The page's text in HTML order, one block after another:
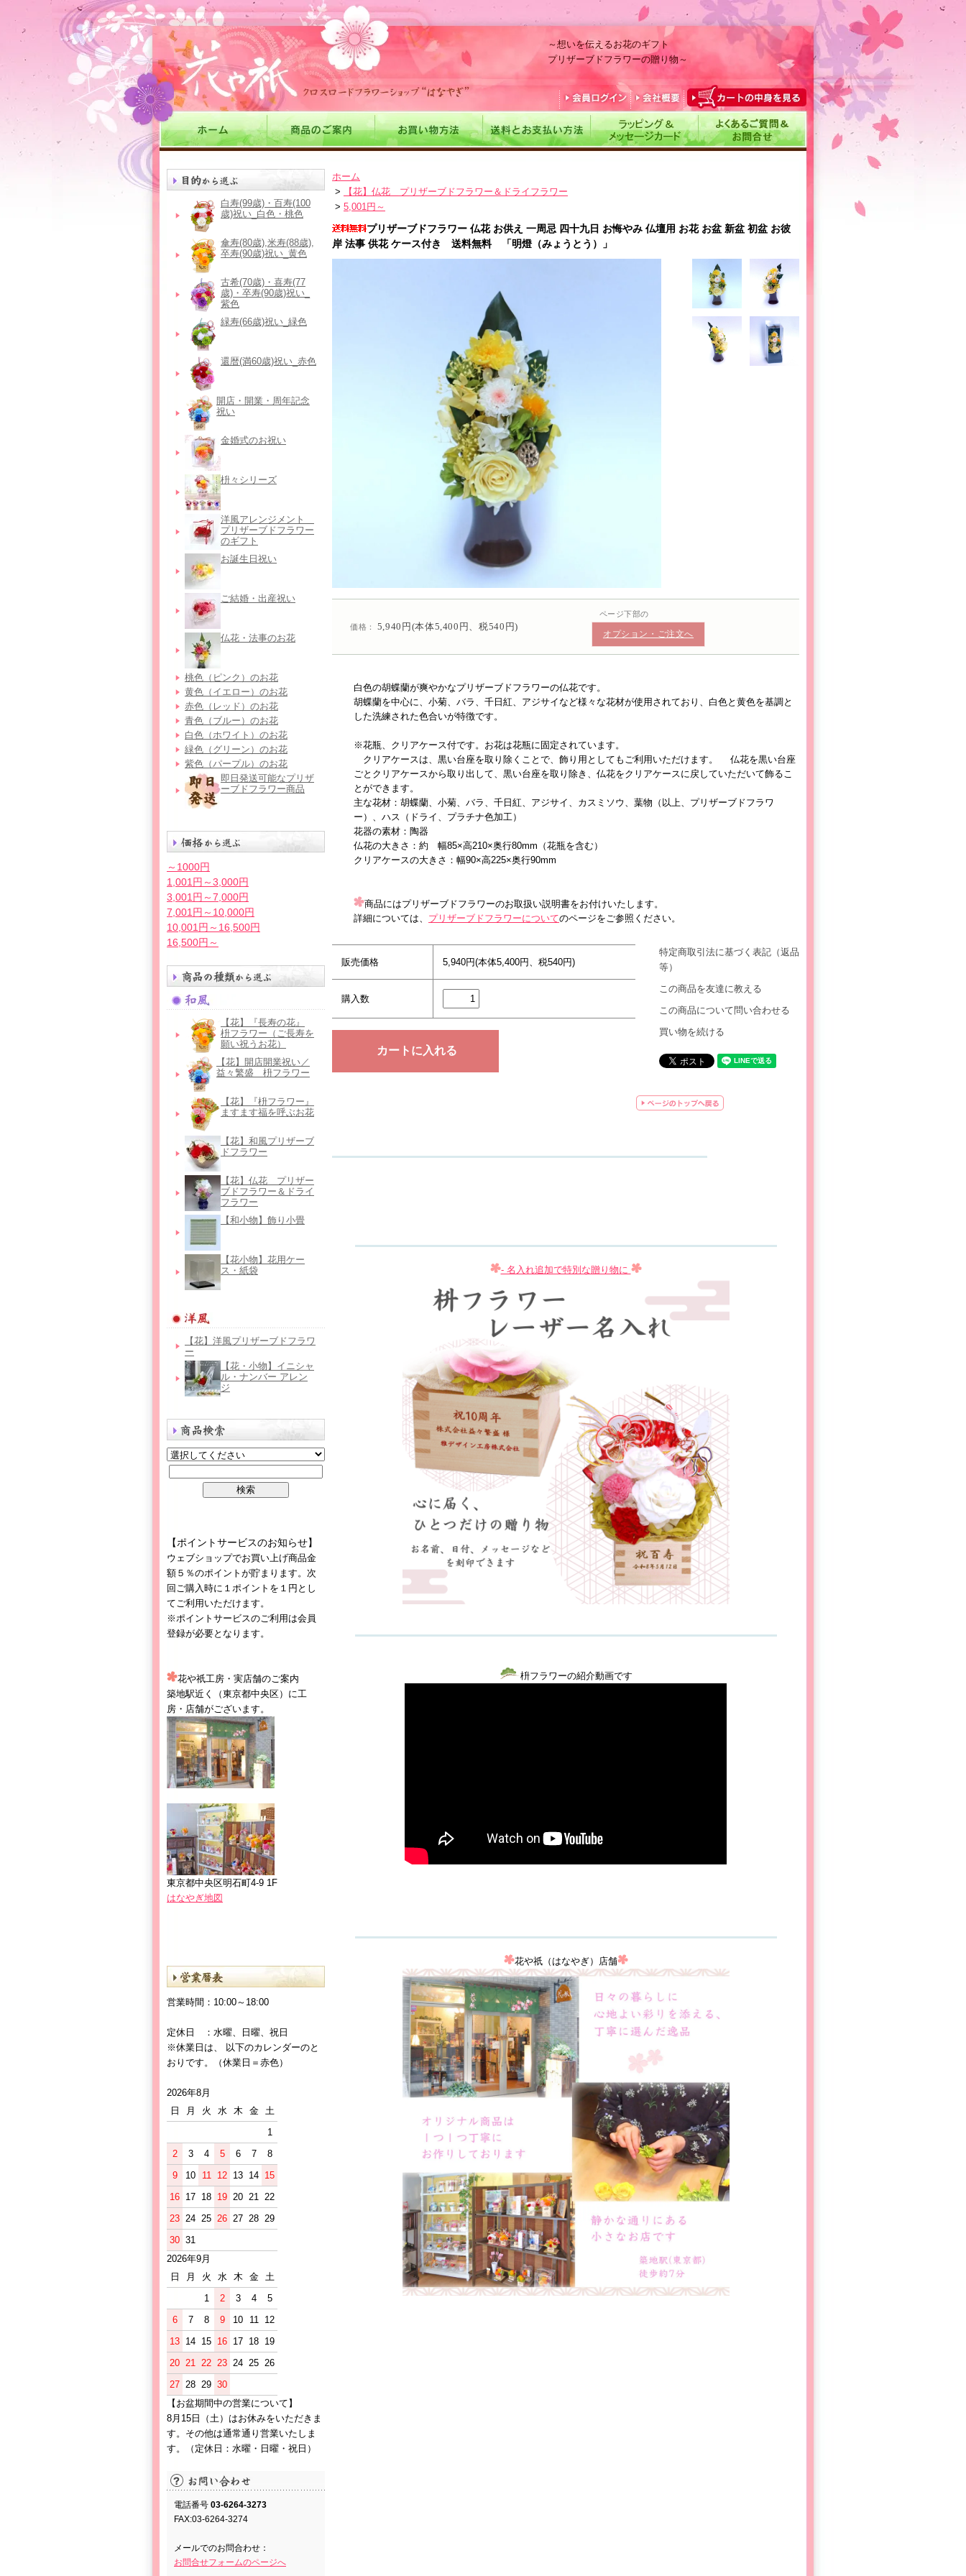
～想いを伝えるお花のギフト
プリザーブドフラワーの贈り物～
白寿(99歳)・百寿(100
歳)祝い_白色・桃色
傘寿(80歳),米寿(88歳),
卒寿(90歳)祝い_黄色
古希(70歳)・喜寿(77
歳)・卒寿(90歳)祝い_
紫色
緑寿(66歳)祝い_緑色
還暦(満60歳)祝い_赤色
開店・開業・周年記念
祝い
金婚式のお祝い
枡々シリーズ
洋風アレンジメント＿
プリザーブドフラワー
のギフト
お誕生日祝い
ご結婚・出産祝い
仏花・法事のお花
桃色（ピンク）のお花
黄色（イエロー）のお花
赤色（レッド）のお花
青色（ブルー）のお花
白色（ホワイト）のお花
緑色（グリーン）のお花
紫色（パープル）のお花
即日発送可能なプリザ
ーブドフラワー商品
～1000円
1,001円～3,000円
3,001円～7,000円
7,001円～10,000円
10,001円～16,500円
16,500円～
【花】『長寿の花』
枡フラワー（ご長寿を
願い祝うお花）
【花】開店開業祝い／
益々繁盛 枡フラワー
【花】『枡フラワー』
ますます福を呼ぶお花
【花】和風プリザーブ
ドフラワー
【花】仏花＿プリザー
ブドフラワー＆ドライ
フラワー
【和小物】飾り小畳
【花小物】花用ケー
ス・紙袋
【花】洋風プリザーブドフラワ
ー
【花・小物】イニシャ
ル・ナンバー アレン
ジ
【ポイントサービスのお知らせ】
ウェブショップでお買い上げ商品金
額５％のポイントが貯まります。次
回ご購入時に１ポイントを１円とし
てご利用いただけます。
※ポイントサービスのご利用は会員
登録が必要となります。
花や祇工房・実店舗のご案内
築地駅近く（東京都中央区）に工
房・店舗がございます。
東京都中央区明石町4-9 1F
はなやぎ地図
営業時間：10:00～18:00
定休日 ：水曜、日曜、祝日
※休業日は、 以下のカレンダーのと
おりです。（休業日＝赤色）
2026年8月
日
月 火 水 木 金
土
1
2
3 4 5 6 7
8
9
10 11 12 13 14 15
16 17 18 19 20 21
22
23 24 25 26 27 28 29
30 31
2026年9月
日
月 火 水 木 金
土
1
2 3 4
5
6
7 8 9 10 11
12
13 14 15 16 17 18 19
20 21 22 23 24 25 26
27 28 29 30
【お盆期間中の営業について】
8月15日（土）はお休みをいただきま
す。その他は通常通り営業いたしま
す。（定休日：水曜・日曜・祝日）
電話番号 03-6264-3273
FAX:03-6264-3274
メールでのお問合わせ：
お問合せフォームのページへ
ホーム
>
【花】仏花＿プリザーブドフラワー＆ドライフラワー
> 5,001円～
プリザーブドフラワー 仏花 お供え 一周忌 四十九日 お悔やみ 仏壇用 お花 お盆 新盆 初盆 お彼
岸 法事 供花 ケース付き 送料無料 「明燈（みょうとう）」
価格： 5,940円(本体5,400円、税540円)
ページ下部の
オプション・ご注文へ
白色の胡蝶蘭が爽やかなプリザーブドフラワーの仏花です。
胡蝶蘭を中心に、小菊、バラ、千日紅、アジサイなど様々な花材が使用されており、白色と黄色を基調と
した洗練された色合いが特徴です。
※花瓶、クリアケース付です。お花は花瓶に固定されています。
クリアケースは、黒い台座を取り除くことで、飾り用としてもご利用いただけます。 仏花を黒い台座
ごとクリアケースから取り出して、黒い台座を取り除き、仏花をクリアケースに戻していただいて飾るこ
とができます。
主な花材：胡蝶蘭、小菊、バラ、千日紅、アジサイ、カスミソウ、葉物（以上、プリザーブドフラワ
ー）、ハス（ドライ、プラチナ色加工）
花器の素材：陶器
仏花の大きさ：約 幅85×高210×奥行80mm（花瓶を含む）
クリアケースの大きさ：幅90×高225×奥行90mm
商品にはプリザーブドフラワーのお取扱い説明書をお付けいたします。
詳細については、 プリザーブドフラワーについてのページをご参照ください。
販売価格 5,940円(本体5,400円、税540円)
購入数
特定商取引法に基づく表記（返品
等）
この商品を友達に教える
この商品について問い合わせる
買い物を続ける
- 名入れ追加で特別な贈り物に
枡フラワーの紹介動画です
花や祇（はなやぎ）店舗